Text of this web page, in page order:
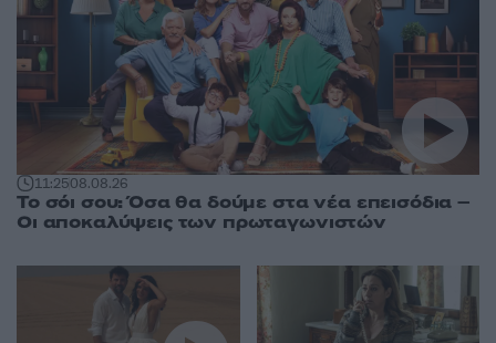
11:2508.08.26
Το σόι σου: Όσα θα δούμε στα νέα επεισόδια –
Οι αποκαλύψεις των πρωταγωνιστών